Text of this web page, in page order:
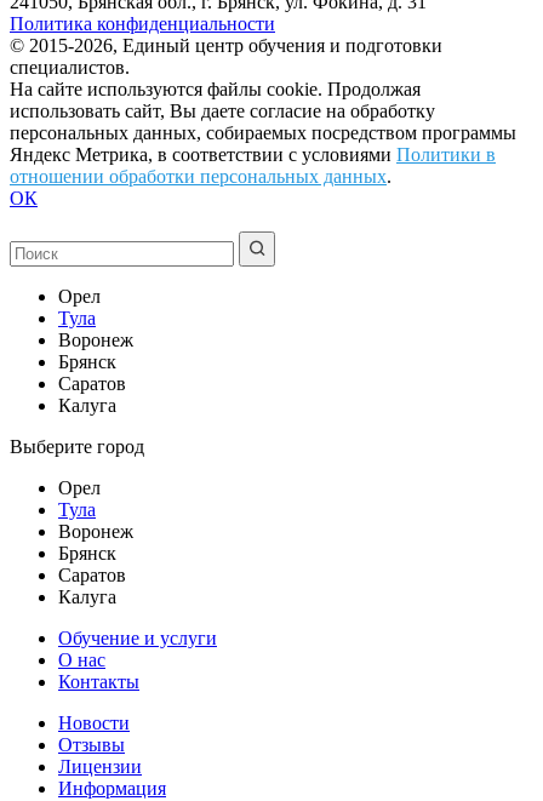
Политика конфиденциальности
© 2015-2026, Единый центр обучения и подготовки
специалистов.
На сайте используются файлы cookie. Продолжая
использовать сайт, Вы даете согласие на обработку
персональных данных, собираемых посредством программы
Яндекс Метрика, в соответствии с условиями Политики в
отношении обработки персональных данных.
ОК
Орел
Тула
Воронеж
Брянск
Саратов
Калуга
Выберите город
Орел
Тула
Воронеж
Брянск
Саратов
Калуга
Обучение и услуги
О нас
Контакты
Новости
Отзывы
Лицензии
Информация